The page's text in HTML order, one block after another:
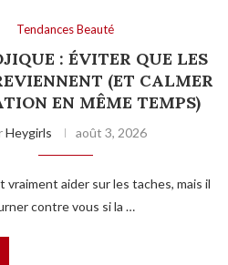
Tendances Beauté
: ÉVITER QUE LES
(ET CALMER
EN MÊME TEMPS)
Heygirls août 3, 2026
vraiment aider sur les taches, mais il
contre vous si la …